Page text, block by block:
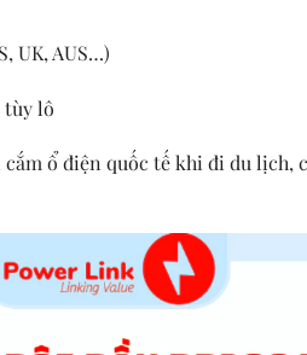
UK, AUS…)
tùy lô
cắm ổ điện quốc tế khi đi du lịch,